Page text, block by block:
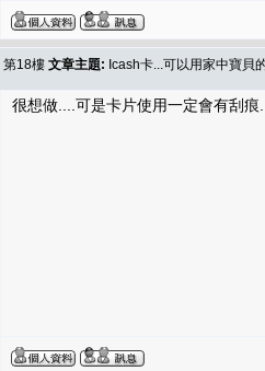
第18樓 文章主題: Icash卡...可以用家中寶貝
很想做....可是卡片使用一定會有刮